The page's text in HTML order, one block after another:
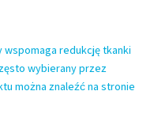
wspomaga redukcję tkanki
wybierany przez
można znaleźć na stronie